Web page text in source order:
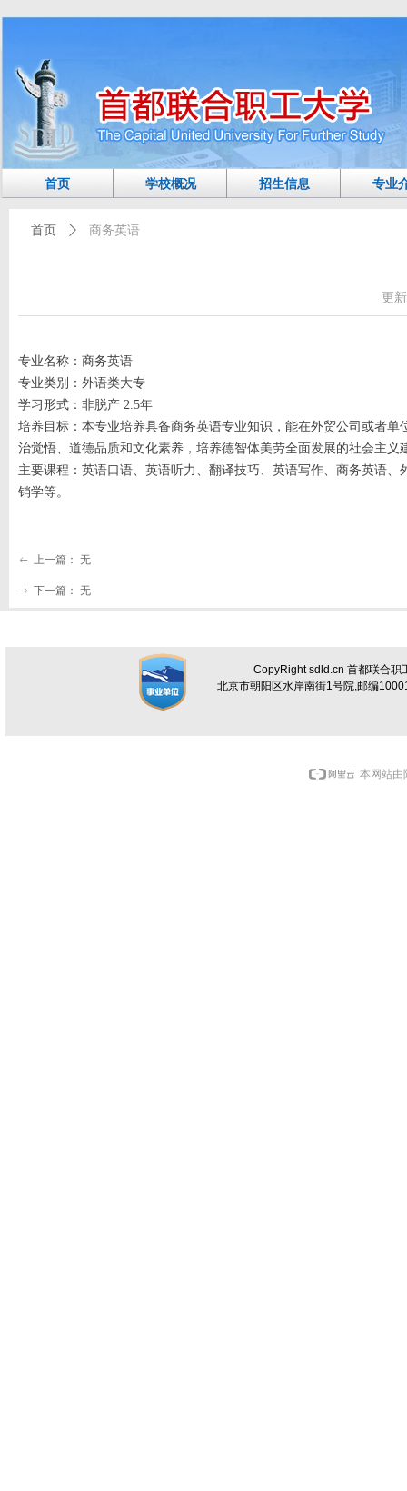
首页 学校概况 招生信息 专业
首页 ꄲ 商务英语
专业名称：商务英语
专业类别：外语类大专
学习形式：非脱产 2.5年
培养目标：本专业培养具备商务英语专业知识，能在外贸公司或者
治觉悟、道德品质和文化素养，培养德智体美劳全面发展的社会主义
主要课程：英语口语、英语听力、翻译技巧、英语写作、商务英语
销学等。
更
ꂃ 上一篇： 无
ꁹ 下一篇： 无
CopyRight sdld.cn 首都联合
北京市朝阳区水岸南街1号院,邮编
本网站由